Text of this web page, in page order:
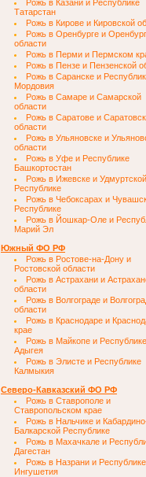
Рожь в Казани и Республике
Татарстан
Рожь в Кирове и Кировской
Рожь в Оренбурге и
области
Рожь в Перми и Пермском
Рожь в Пензе и Пензенской
Рожь в Саранске и
Мордовия
Рожь в Самаре и Самарской
области
Рожь в Саратове и
области
Рожь в Ульяновске и
области
Рожь в Уфе и Республике
Башкортостан
Рожь в Ижевске и Удмуртской
Республике
Рожь в Чебоксарах и
Республике
Рожь в Йошкар-Оле и
Марий Эл
Южный ФО РФ
Рожь в Ростове-на-Дону и
Ростовской области
Рожь в Астрахани и
области
Рожь в Волгограде и
области
Рожь в Краснодаре и
крае
Рожь в Майкопе и Республике
Адыгея
Рожь в Элисте и Республике
Калмыкия
Северо-Кавказский ФО РФ
Рожь в Ставрополе и
Ставропольском крае
Рожь в Нальчике и
Балкарской Республике
Рожь в Махачкале и
Дагестан
Рожь в Назрани и Республике
Ингушетия